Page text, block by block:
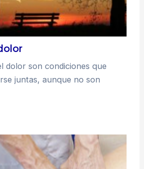
dolor son condiciones que
juntas, aunque no son